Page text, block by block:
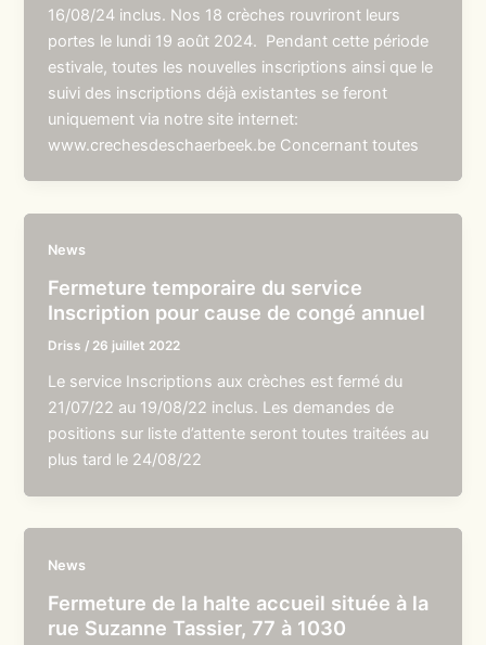
16/08/24 inclus. Nos 18 crèches rouvriront leurs
portes le lundi 19 août 2024. Pendant cette période
estivale, toutes les nouvelles inscriptions ainsi que le
suivi des inscriptions déjà existantes se feront
uniquement via notre site internet:
www.crechesdeschaerbeek.be Concernant toutes
News
Fermeture temporaire du service
Inscription pour cause de congé annuel
Driss / 26 juillet 2022
Le service Inscriptions aux crèches est fermé du
21/07/22 au 19/08/22 inclus. Les demandes de
positions sur liste d’attente seront toutes traitées au
plus tard le 24/08/22
News
Fermeture de la halte accueil située à la
rue Suzanne Tassier, 77 à 1030